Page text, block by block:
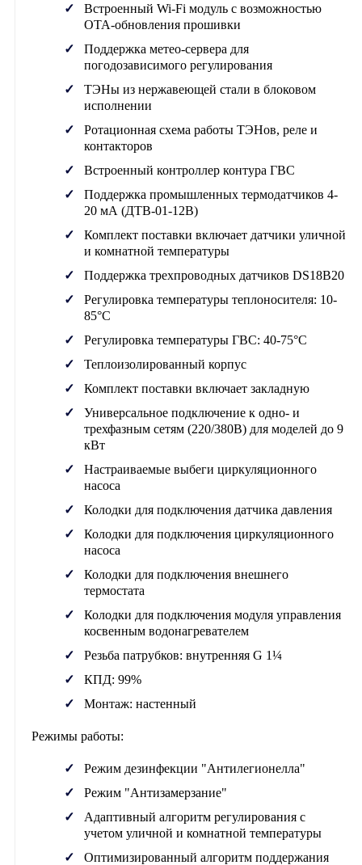
Встроенный Wi-Fi модуль с возможностью
OTA-обновления прошивки
Поддержка метео-сервера для
погодозависимого регулирования
ТЭНы из нержавеющей стали в блоковом
исполнении
Ротационная схема работы ТЭНов, реле и
контакторов
Встроенный контроллер контура ГВС
Поддержка промышленных термодатчиков 4-
20 мА (ДТВ-01-12В)
Комплект поставки включает датчики уличной
и комнатной температуры
Поддержка трехпроводных датчиков DS18B20
Регулировка температуры теплоносителя: 10-
85°C
Регулировка температуры ГВС: 40-75°C
Теплоизолированный корпус
Комплект поставки включает закладную
Универсальное подключение к одно- и
трехфазным сетям (220/380В) для моделей до 9
кВт
Настраиваемые выбеги циркуляционного
насоса
Колодки для подключения датчика давления
Колодки для подключения циркуляционного
насоса
Колодки для подключения внешнего
термостата
Колодки для подключения модуля управления
косвенным водонагревателем
Резьба патрубков: внутренняя G 1¼
КПД: 99%
Монтаж: настенный
Режимы работы:
Режим дезинфекции "Антилегионелла"
Режим "Антизамерзание"
Адаптивный алгоритм регулирования с
учетом уличной и комнатной температуры
Оптимизированный алгоритм поддержания